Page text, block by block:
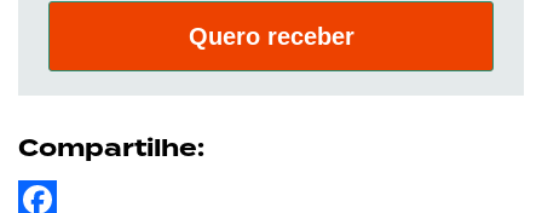
Quero receber
Compartilhe: